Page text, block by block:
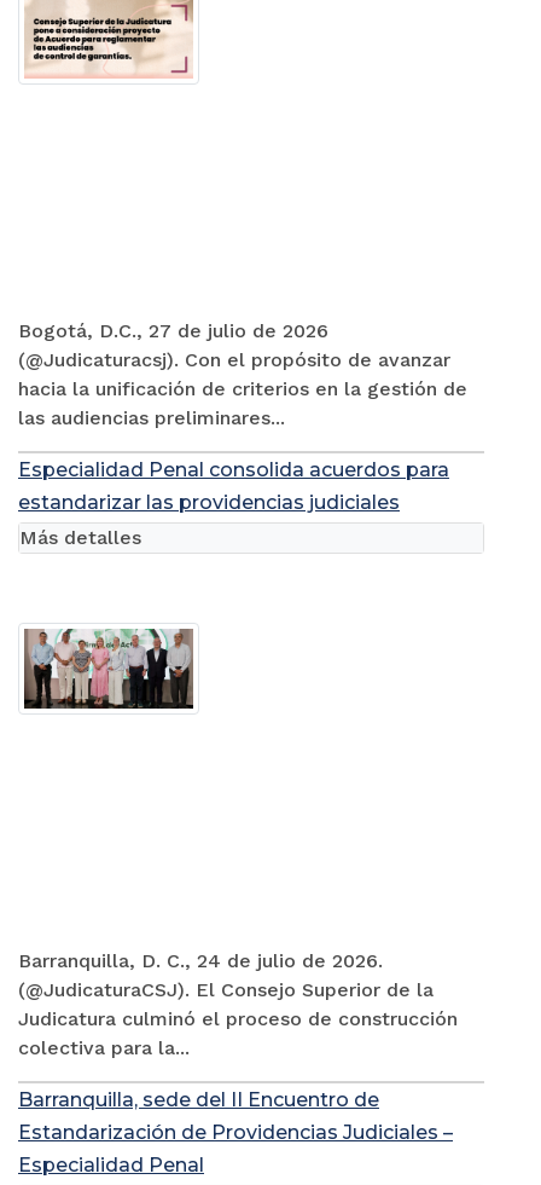
Bogotá, D.C., 27 de julio de 2026
(@Judicaturacsj). Con el propósito de avanzar
hacia la unificación de criterios en la gestión de
las audiencias preliminares...
Especialidad Penal consolida acuerdos para
estandarizar las providencias judiciales
Barranquilla, D. C., 24 de julio de 2026.
(@JudicaturaCSJ). El Consejo Superior de la
Judicatura culminó el proceso de construcción
colectiva para la...
Más detalles
Barranquilla, sede del II Encuentro de
Estandarización de Providencias Judiciales –
Especialidad Penal